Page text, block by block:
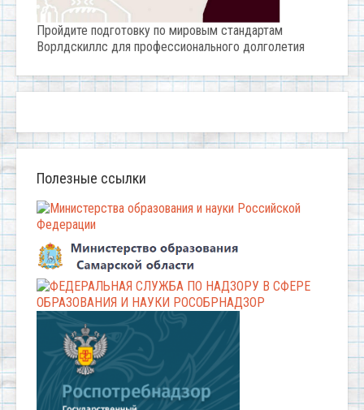
Пройдите подготовку по мировым стандартам
Ворлдскиллс для профессионального долголетия
Полезные ссылки